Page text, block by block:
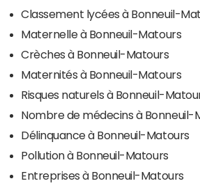
Classement lycées à Bonneuil-
Maternelle à Bonneuil-Matours
Crèches à Bonneuil-Matours
Maternités à Bonneuil-Matours
Risques naturels à Bonneuil-
Nombre de médecins à Bonneuil-
Délinquance à Bonneuil-Matours
Pollution à Bonneuil-Matours
Entreprises à Bonneuil-Matours